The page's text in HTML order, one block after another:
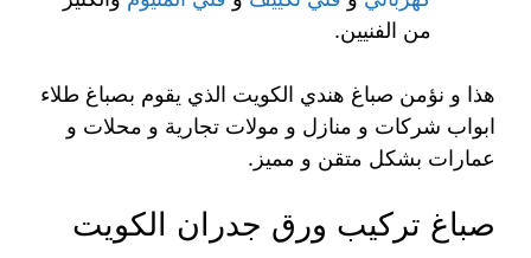
من الفنيين.
هذا و نؤمن صباغ هندي الكويت الذي يقوم بصباغ طلاء
ابواب شركات و منازل و مولات تجارية و محلات و
عمارات بشكل متقن و مميز.
صباغ تركيب ورق جدران الكويت